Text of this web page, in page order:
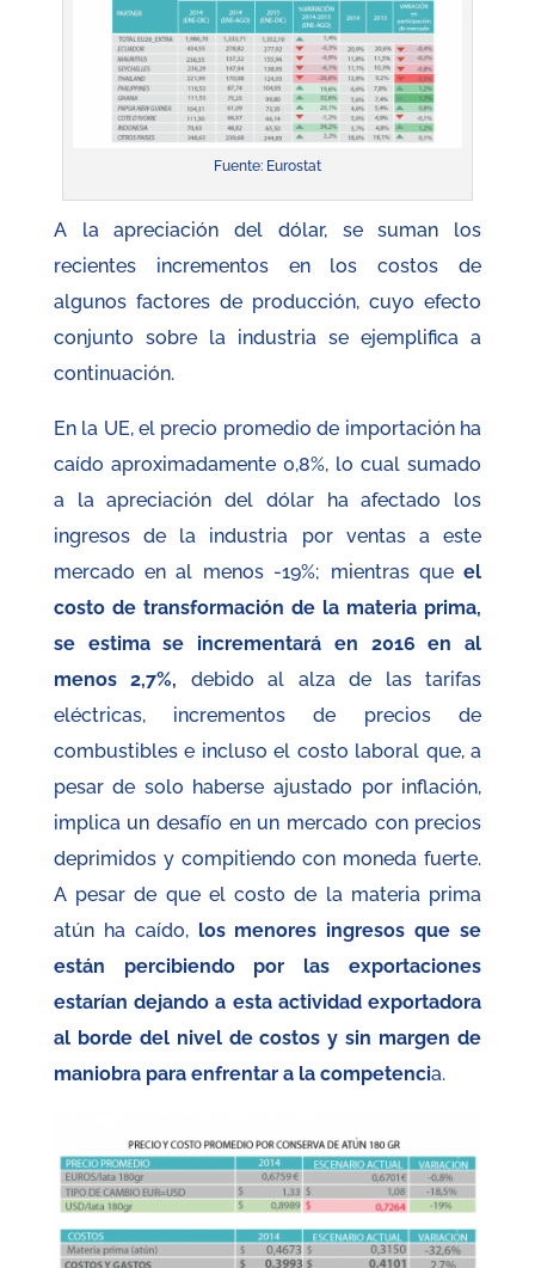
Fuente: Eurostat
A la apreciación del dólar, se suman los
recientes incrementos en los costos de
algunos factores de producción, cuyo efecto
conjunto sobre la industria se ejemplifica a
continuación.
En la UE, el precio promedio de importación ha
caído aproximadamente 0,8%, lo cual sumado
a la apreciación del dólar ha afectado los
ingresos de la industria por ventas a este
mercado en al menos -19%; mientras queel
costo de transformación de la materia prima,
se estima se incrementará en 2016 en al
menos 2,7%, debido al alza de las tarifas
eléctricas, incrementos de precios de
combustibles e incluso el costo laboral que, a
pesar de solo haberse ajustado por inflación,
implica un desafío en un mercado con precios
deprimidos y compitiendo con moneda fuerte.
A pesar de que el costo de la materia prima
atún ha caído, los menores ingresos que se
están percibiendo por las exportaciones
estarían dejando a esta actividad exportadora
al borde del nivel de costos y sin margen de
maniobra para enfrentar a la competencia.